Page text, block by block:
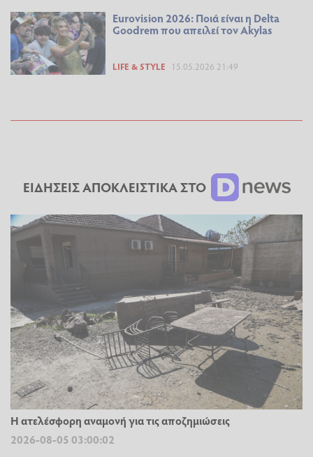
Eurovision 2026: Ποιά είναι η Delta
Goodrem που απειλεί τον Akylas
LIFE & STYLE 15.05.2026 21:49
ΕΙΔΗΣΕΙΣ ΑΠΟΚΛΕΙΣΤΙΚΑ ΣΤΟ
Η ατελέσφορη αναμονή για τις αποζημιώσεις
2026-08-05 03:00:02